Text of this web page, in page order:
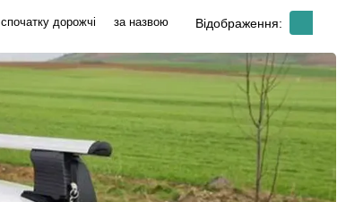
спочатку дорожчі за назвою Відображення: